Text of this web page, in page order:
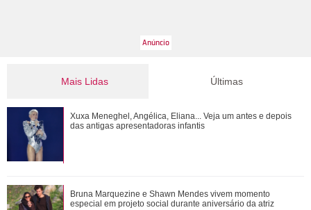
Mais Lidas
MC Livinho chama ex-esposa para jantar e recebe resposta
afiada
Bruna Marquezine e Shawn Mendes vivem momento
especial em projeto social durante aniversário...
Últimas
Xuxa Meneghel, Angélica, Eliana... Veja um antes e depois
das antigas apresentadoras infantis
Bruna Marquezine e Shawn Mendes vivem momento
especial em projeto social durante aniversário da atriz